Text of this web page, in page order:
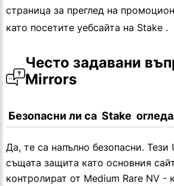
страница за преглед на
като посетите уебсайта на Stake .
Често задавани
Mirrors
Безопасни ли са  Stake
Да, те са напълно безопасни. Тези
същата защита като основния
контролират от Medium Rare NV -